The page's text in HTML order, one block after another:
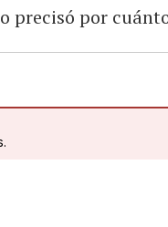
precisó por